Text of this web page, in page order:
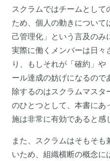
スクラムではチームとして
ため、個人の動きについて
己管理化」という言及のみ
実際に働くメンバーは日々
り、もしそれが「確約」
ール達成の妨げになるので
除するのはスクラムマス
のひとつとして、本書にあ
施は非常に有効であると感
また、スクラムはそもそ
いため、組織横断の概念に